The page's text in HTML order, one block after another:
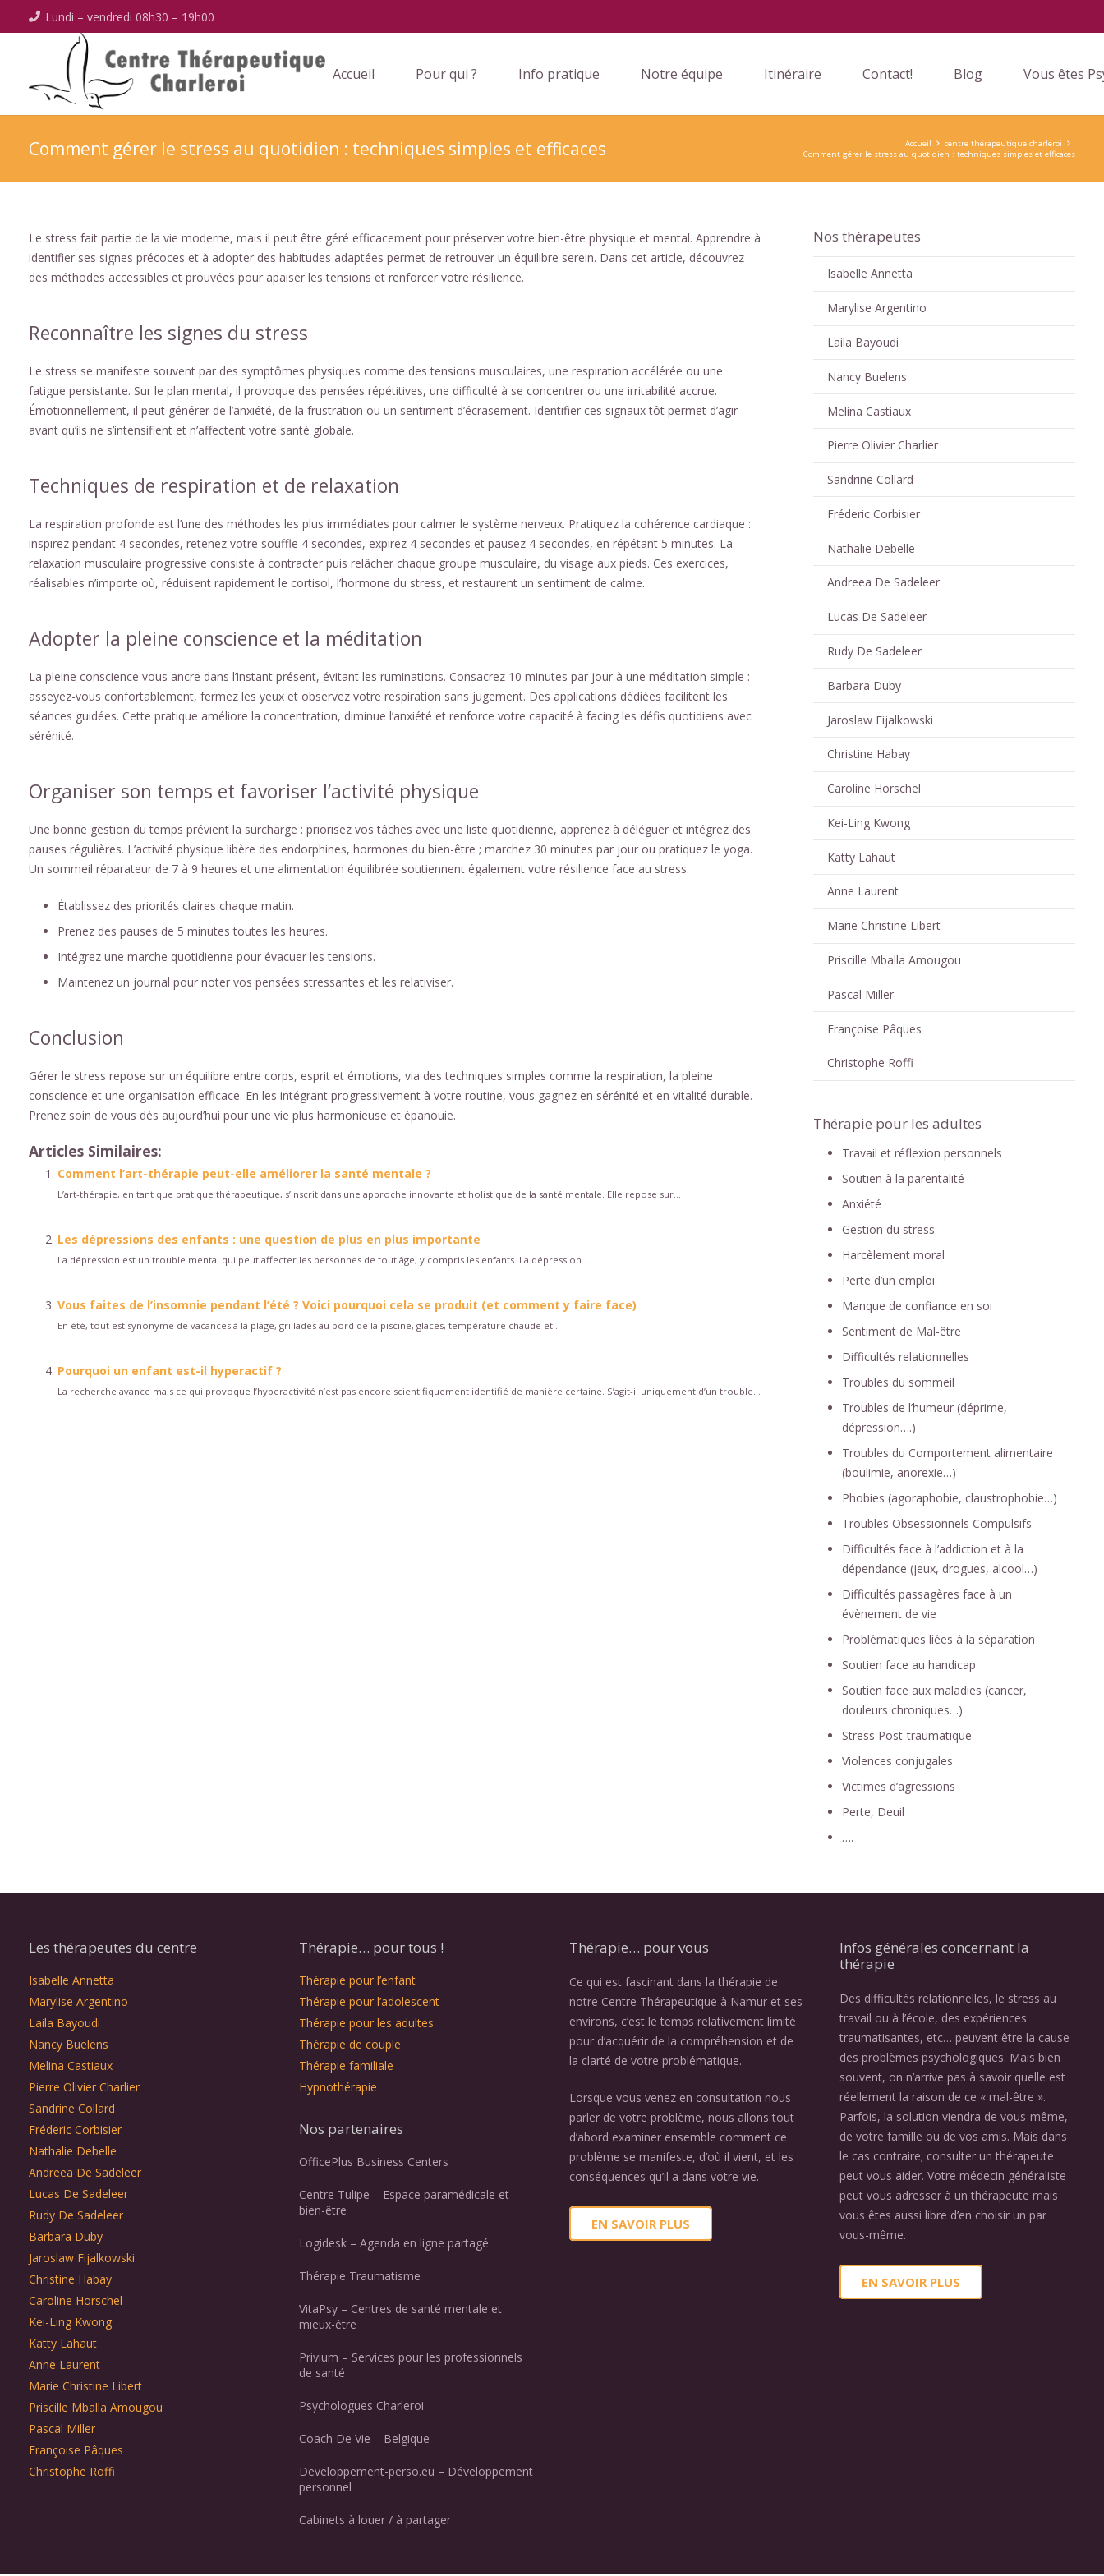
Lundi – vendredi 08h30 – 19h00
Accueil Pour qui ? Info pratique Notre équipe Itinéraire Contact! Blog Vous êtes
Comment gérer le stress au quotidien : techniques simples et efficaces Accueil
centre thérapeutique charleroi
Comment gérer le stress au quotidien : techniques simples et efficaces
Le stress fait partie de la vie moderne, mais il peut être géré efficacement pour préserver votre bien-être physique et mental. Apprendre à
identifier ses signes précoces et à adopter des habitudes adaptées permet de retrouver un équilibre serein. Dans cet article, découvrez
des méthodes accessibles et prouvées pour apaiser les tensions et renforcer votre résilience.
Reconnaître les signes du stress
Le stress se manifeste souvent par des symptômes physiques comme des tensions musculaires, une respiration accélérée ou une
fatigue persistante. Sur le plan mental, il provoque des pensées répétitives, une difficulté à se concentrer ou une irritabilité accrue.
Émotionnellement, il peut générer de l’anxiété, de la frustration ou un sentiment d’écrasement. Identifier ces signaux tôt permet d’agir
avant qu’ils ne s’intensifient et n’affectent votre santé globale.
Techniques de respiration et de relaxation
La respiration profonde est l’une des méthodes les plus immédiates pour calmer le système nerveux. Pratiquez la cohérence cardiaque :
inspirez pendant 4 secondes, retenez votre souffle 4 secondes, expirez 4 secondes et pausez 4 secondes, en répétant 5 minutes. La
relaxation musculaire progressive consiste à contracter puis relâcher chaque groupe musculaire, du visage aux pieds. Ces exercices,
réalisables n’importe où, réduisent rapidement le cortisol, l’hormone du stress, et restaurent un sentiment de calme.
Adopter la pleine conscience et la méditation
La pleine conscience vous ancre dans l’instant présent, évitant les ruminations. Consacrez 10 minutes par jour à une méditation simple :
asseyez-vous confortablement, fermez les yeux et observez votre respiration sans jugement. Des applications dédiées facilitent les
séances guidées. Cette pratique améliore la concentration, diminue l’anxiété et renforce votre capacité à facing les défis quotidiens avec
sérénité.
Organiser son temps et favoriser l’activité physique
Une bonne gestion du temps prévient la surcharge : priorisez vos tâches avec une liste quotidienne, apprenez à déléguer et intégrez des
pauses régulières. L’activité physique libère des endorphines, hormones du bien-être ; marchez 30 minutes par jour ou pratiquez le yoga.
Un sommeil réparateur de 7 à 9 heures et une alimentation équilibrée soutiennent également votre résilience face au stress.
Établissez des priorités claires chaque matin.
Prenez des pauses de 5 minutes toutes les heures.
Intégrez une marche quotidienne pour évacuer les tensions.
Maintenez un journal pour noter vos pensées stressantes et les relativiser.
Conclusion
Gérer le stress repose sur un équilibre entre corps, esprit et émotions, via des techniques simples comme la respiration, la pleine
conscience et une organisation efficace. En les intégrant progressivement à votre routine, vous gagnez en sérénité et en vitalité durable.
Prenez soin de vous dès aujourd’hui pour une vie plus harmonieuse et épanouie.
Articles Similaires:
Comment l’art-thérapie peut-elle améliorer la santé mentale ?
L’art-thérapie, en tant que pratique thérapeutique, s’inscrit dans une approche innovante et holistique de la santé mentale. Elle repose sur...
Les dépressions des enfants : une question de plus en plus importante
La dépression est un trouble mental qui peut affecter les personnes de tout âge, y compris les enfants. La dépression...
Vous faites de l’insomnie pendant l’été ? Voici pourquoi cela se produit (et comment y faire face)
En été, tout est synonyme de vacances à la plage, grillades au bord de la piscine, glaces, température chaude et...
Pourquoi un enfant est-il hyperactif ?
La recherche avance mais ce qui provoque l’hyperactivité n’est pas encore scientifiquement identifié de manière certaine. S’agit-il uniquement d’un trouble...
Nos thérapeutes
Isabelle Annetta
Marylise Argentino
Laila Bayoudi
Nancy Buelens
Melina Castiaux
Pierre Olivier Charlier
Sandrine Collard
Fréderic Corbisier
Nathalie Debelle
Andreea De Sadeleer
Lucas De Sadeleer
Rudy De Sadeleer
Barbara Duby
Jaroslaw Fijalkowski
Christine Habay
Caroline Horschel
Kei-Ling Kwong
Katty Lahaut
Anne Laurent
Marie Christine Libert
Priscille Mballa Amougou
Pascal Miller
Françoise Pâques
Christophe Roffi
Thérapie pour les adultes
Travail et réflexion personnels
Soutien à la parentalité
Anxiété
Gestion du stress
Harcèlement moral
Perte d’un emploi
Manque de confiance en soi
Sentiment de Mal-être
Difficultés relationnelles
Troubles du sommeil
Troubles de l’humeur (déprime,
dépression….)
Troubles du Comportement alimentaire
(boulimie, anorexie…)
Phobies (agoraphobie, claustrophobie…)
Troubles Obsessionnels Compulsifs
Difficultés face à l’addiction et à la
dépendance (jeux, drogues, alcool…)
Difficultés passagères face à un
évènement de vie
Problématiques liées à la séparation
Soutien face au handicap
Soutien face aux maladies (cancer,
douleurs chroniques…)
Stress Post-traumatique
Violences conjugales
Victimes d’agressions
Perte, Deuil
….
Les thérapeutes du centre
Isabelle Annetta
Marylise Argentino
Laila Bayoudi
Nancy Buelens
Melina Castiaux
Pierre Olivier Charlier
Sandrine Collard
Fréderic Corbisier
Nathalie Debelle
Andreea De Sadeleer
Lucas De Sadeleer
Rudy De Sadeleer
Barbara Duby
Jaroslaw Fijalkowski
Christine Habay
Caroline Horschel
Kei-Ling Kwong
Katty Lahaut
Anne Laurent
Marie Christine Libert
Priscille Mballa Amougou
Pascal Miller
Françoise Pâques
Christophe Roffi
Thérapie… pour tous !
Thérapie pour l’enfant
Thérapie pour l’adolescent
Thérapie pour les adultes
Thérapie de couple
Thérapie familiale
Hypnothérapie
Nos partenaires
OfficePlus Business Centers
Centre Tulipe – Espace paramédicale et
bien-être
Logidesk – Agenda en ligne partagé
Thérapie Traumatisme
VitaPsy – Centres de santé mentale et
mieux-être
Privium – Services pour les professionnels
de santé
Psychologues Charleroi
Coach De Vie – Belgique
Developpement-perso.eu – Développement
personnel
Cabinets à louer / à partager
Thérapie… pour vous
Ce qui est fascinant dans la thérapie de
notre Centre Thérapeutique à Namur et ses
environs, c’est le temps relativement limité
pour d’acquérir de la compréhension et de
la clarté de votre problématique.
Lorsque vous venez en consultation nous
parler de votre problème, nous allons tout
d’abord examiner ensemble comment ce
problème se manifeste, d’où il vient, et les
conséquences qu’il a dans votre vie.
EN SAVOIR PLUS
Infos générales concernant la
thérapie
Des difficultés relationnelles, le stress au
travail ou à l’école, des expériences
traumatisantes, etc… peuvent être la cause
des problèmes psychologiques. Mais bien
souvent, on n’arrive pas à savoir quelle est
réellement la raison de ce « mal-être ».
Parfois, la solution viendra de vous-même,
de votre famille ou de vos amis. Mais dans
le cas contraire; consulter un thérapeute
peut vous aider. Votre médecin généraliste
peut vous adresser à un thérapeute mais
vous êtes aussi libre d’en choisir un par
vous-même.
EN SAVOIR PLUS